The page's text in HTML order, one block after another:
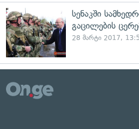
სენაკში
გაცილების
28 მარტი 2017,